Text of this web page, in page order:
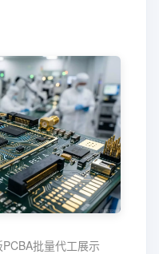
批量代工展示